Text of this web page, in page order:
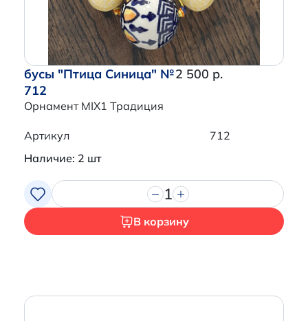
бусы "Птица Синица" №
712
Орнамент MIX1 Традиция
2 500 р.
Артикул
712
Наличие: 2 шт
1
В корзину